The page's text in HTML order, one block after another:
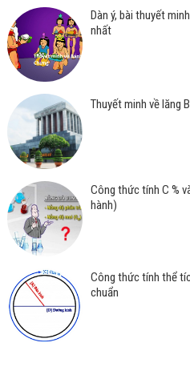
Dàn ý, bài thuyết
nhất
Thuyết minh về lăng
Công thức tính C %
hành)
Công thức tính thể
chuẩn